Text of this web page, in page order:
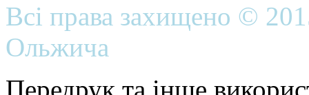
Всі права захищено ©
Ольжича
Передрук та інше